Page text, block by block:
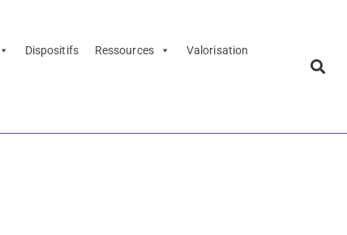
Dispositifs Ressources Valorisation